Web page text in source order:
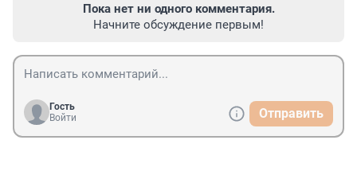
Пока нет ни одного комментария.
Начните обсуждение первым!
Гость
Войти
Отправить